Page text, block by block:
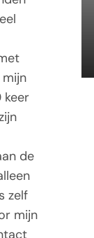
keer
de
zelf
mijn